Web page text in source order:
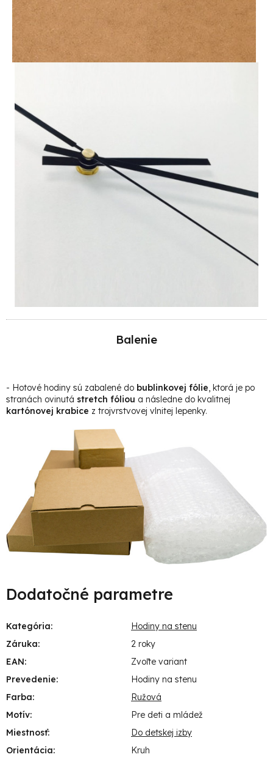
Balenie
- Hotové hodiny sú zabalené do bublinkovej fólie, ktorá je po
stranách ovinutá stretch fóliou a následne do kvalitnej
kartónovej krabice z trojvrstvovej vlnitej lepenky.
Dodatočné parametre
Kategória:
Hodiny na stenu
Záruka:
2 roky
EAN:
Zvoľte variant
Prevedenie:
Hodiny na stenu
Farba:
Ružová
Motív:
Pre deti a mládež
Miestnosť:
Do detskej izby
Orientácia: Kruh